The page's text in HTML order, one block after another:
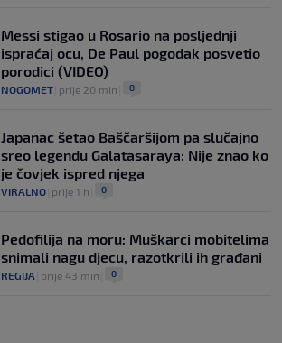
Messi stigao u Rosario na posljednji
ispraćaj ocu, De Paul pogodak posvetio
porodici (VIDEO)
NOGOMET prije 20 min 0
Japanac šetao Baščaršijom pa slučajno
sreo legendu Galatasaraya: Nije znao ko
je čovjek ispred njega
VIRALNO prije 1 h 0
Pedofilija na moru: Muškarci mobitelima
snimali nagu djecu, razotkrili ih građani
REGIJA prije 43 min 0